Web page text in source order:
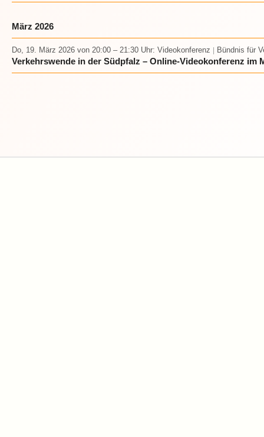
März 2026
Do, 19. März 2026 von 20:00 – 21:30 Uhr: Videokonferenz Bündnis für
Verkehrswende in der Südpfalz – Online-Videokonferenz im